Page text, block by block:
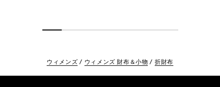
ウィメンズ ウィメンズ 財布＆小物 折財布